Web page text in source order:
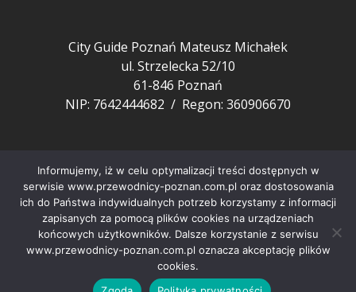
City Guide Poznań Mateusz Michałek
ul. Strzelecka 52/10
61-846 Poznań
NIP: 7642444682 / Regon: 360906670
Pozostałe
FAQ
Aktualności z Poznania
Nasi przewodnicy
Artykuły o Poznaniu
Polityka prywatności
Informujemy, iż w celu optymalizacji treści dostępnych w
serwisie www.przewodnicy-poznan.com.pl oraz dostosowania
ich do Państwa indywidualnych potrzeb korzystamy z informacji
zapisanych za pomocą plików cookies na urządzeniach
końcowych użytkowników. Dalsze korzystanie z serwisu
www.przewodnicy-poznan.com.pl oznacza akceptację plików
cookies.